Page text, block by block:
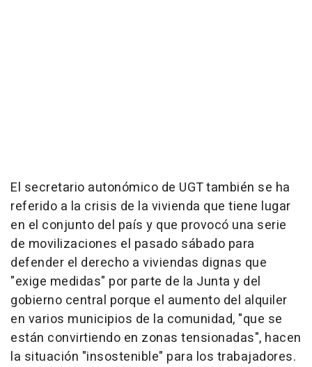
El secretario autonómico de UGT también se ha
referido a la crisis de la vivienda que tiene lugar
en el conjunto del país y que provocó una serie
de movilizaciones el pasado sábado para
defender el derecho a viviendas dignas que
"exige medidas" por parte de la Junta y del
gobierno central porque el aumento del alquiler
en varios municipios de la comunidad, "que se
están convirtiendo en zonas tensionadas", hacen
la situación "insostenible" para los trabajadores.